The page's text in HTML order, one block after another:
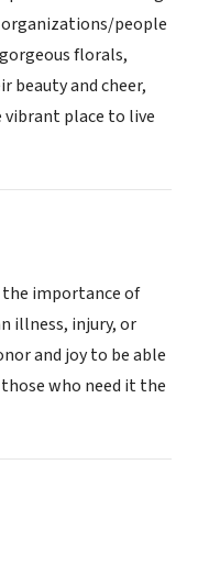
people
florals,
beauty and cheer,
place to live
the importance of
illness, injury, or
and joy to be able
who need it the